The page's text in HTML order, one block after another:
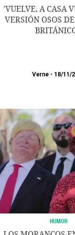
'VUELVE, A CASA
VERSIÓN OSOS
Verne 18/11/
HUMOR